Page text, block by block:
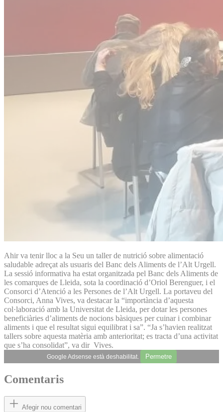
Ahir va tenir lloc a la Seu un taller de nutrició sobre alimentació
saludable adreçat als usuaris del Banc dels Aliments de l’Alt Urgell.
La sessió informativa ha estat organitzada pel Banc dels Aliments de
les comarques de Lleida, sota la coordinació d’Oriol Berenguer, i el
Consorci d’Atenció a les Persones de l’Alt Urgell. La portaveu del
Consorci, Anna Vives, va destacar la “importància d’aquesta
col·laboració amb la Universitat de Lleida, per dotar les persones
beneficiàries d’aliments de nocions bàsiques per cuinar i combinar
aliments i que el resultat sigui equilibrat i sa”. “Ja s’havien realitzat
tallers sobre aquesta matèria amb anterioritat; es tracta d’una activitat
que s’ha consolidat”, va dir Vives.
Google Adsense està deshabilitat. Permetre
Comentaris
Afegir nou comentari